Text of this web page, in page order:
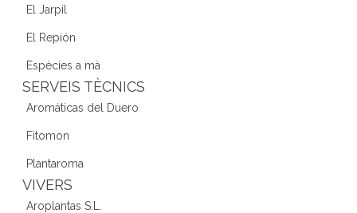
El Jarpil
El Repión
Espècies a mà
SERVEIS TÈCNICS
Aromáticas del Duero
Fitomon
Plantaroma
VIVERS
Aroplantas S.L.